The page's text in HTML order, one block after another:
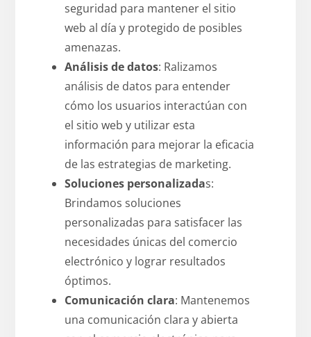
seguridad para mantener el sitio
web al día y protegido de posibles
amenazas.
Análisis de datos: Ralizamos
análisis de datos para entender
cómo los usuarios interactúan con
el sitio web y utilizar esta
información para mejorar la eficacia
de las estrategias de marketing.
Soluciones personalizadas:
Brindamos soluciones
personalizadas para satisfacer las
necesidades únicas del comercio
electrónico y lograr resultados
óptimos.
Comunicación clara: Mantenemos
una comunicación clara y abierta